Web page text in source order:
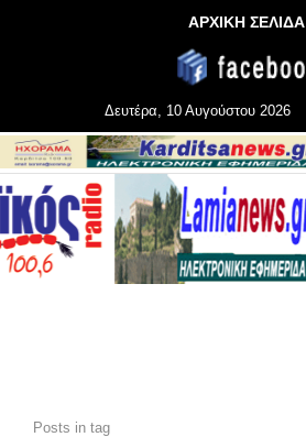
ΑΡΧΙΚΗ ΣΕΛΙΔΑ
Δευτέρα, 10 Αυγούστου 2026
Posts in tag